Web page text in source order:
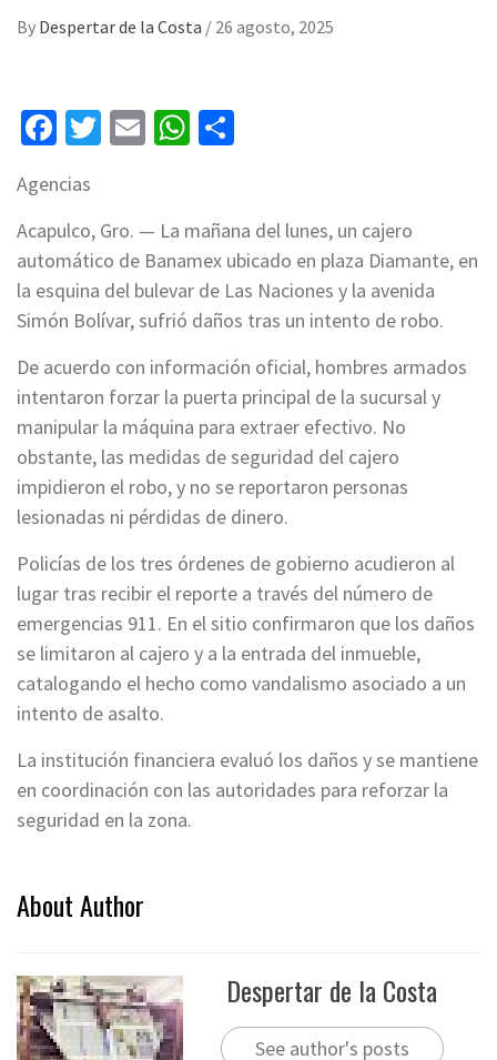
By Despertar de la Costa / 26 agosto, 2025
Facebook
Twitter
EmailWhatsApp
Agencias
Acapulco, Gro. — La mañana del lunes, un cajero
automático de Banamex ubicado en plaza Diamante, en
la esquina del bulevar de Las Naciones y la avenida
Simón Bolívar, sufrió daños tras un intento de robo.
De acuerdo con información oficial, hombres armados
intentaron forzar la puerta principal de la sucursal y
manipular la máquina para extraer efectivo. No
obstante, las medidas de seguridad del cajero
impidieron el robo, y no se reportaron personas
lesionadas ni pérdidas de dinero.
Policías de los tres órdenes de gobierno acudieron al
lugar tras recibir el reporte a través del número de
emergencias 911. En el sitio confirmaron que los daños
se limitaron al cajero y a la entrada del inmueble,
catalogando el hecho como vandalismo asociado a un
intento de asalto.
La institución financiera evaluó los daños y se mantiene
en coordinación con las autoridades para reforzar la
seguridad en la zona.
About Author
Despertar de la Costa
See author's posts